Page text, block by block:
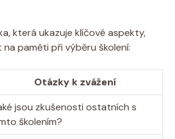
která ukazuje klíčové aspekty,
paměti při výběru školení:
Otázky k zvážení
jsou zkušenosti ostatních s
školením?